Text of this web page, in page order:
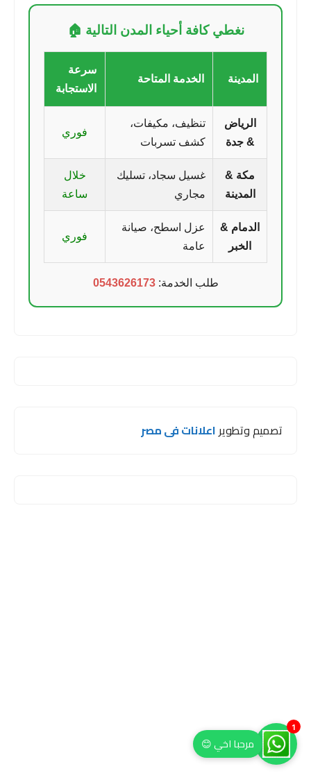
نغطي كافة أحياء المدن التالية 🏠
المدينة الخدمة المتاحة
سرعة
الاستجابة
الرياض
& جدة
تنظيف، مكيفات،
كشف تسربات
فوري
مكة &
المدينة
غسيل سجاد، تسليك
مجاري
خلال
ساعة
الدمام &
الخبر
عزل اسطح، صيانة
عامة
فوري
طلب الخدمة:0543626173
تصميم وتطويراعلانات فى مصر